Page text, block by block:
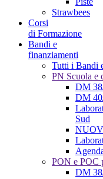
Strawbees
Corsi
di Formazione
Bandi e
finanziamenti
Tutti i Bandi
PN Scuola e
DM
DM
Sud
PON e POC
DM